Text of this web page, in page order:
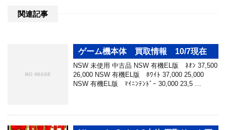
関連記事
ゲーム機本体 買取情報 10/7現在
NSW 未使用 中古品 NSW 有機EL版 ﾈｵﾝ 37,500
26,000 NSW 有機EL版 ﾎﾜｲﾄ 37,000 25,000
NSW 有機EL版 ﾏｲﾆﾝﾃﾝﾄﾞｰ 30,000 23,5 …